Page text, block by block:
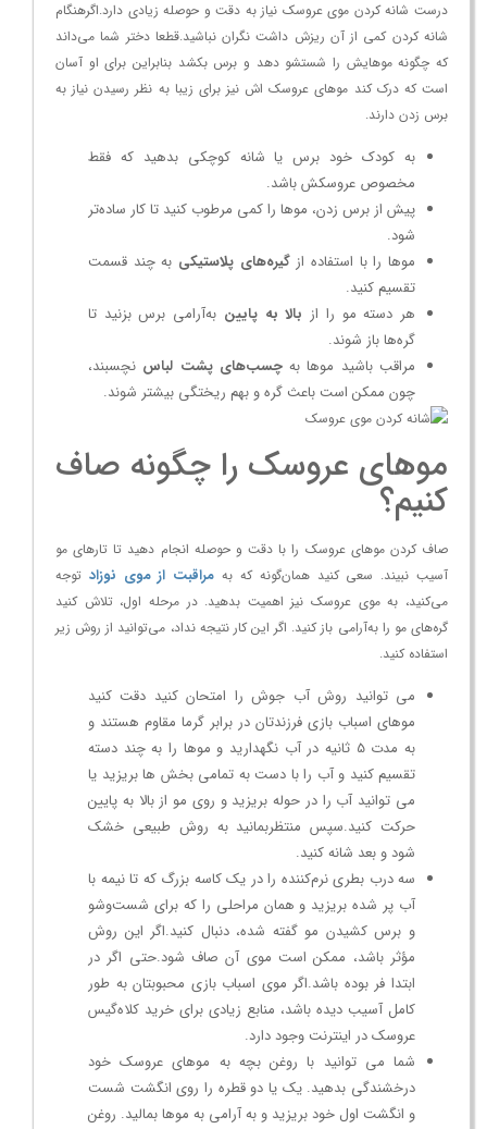
درست شانه کردن موی عروسک نیاز به دقت و حوصله زیادی دارد.اگرهنگام
شانه کردن کمی از آن ریزش داشت نگران نباشید.قطعا دختر شما می‌داند
که چگونه موهایش را شستشو دهد و برس بکشد بنابراین برای او آسان
است که درک کند موهای عروسک‌ اش نیز برای زیبا به نظر رسیدن نیاز به
برس زدن دارند.
به کودک خود برس یا شانه کوچکی بدهید که فقط
مخصوص عروسکش باشد.
پیش از برس زدن، موها را کمی مرطوب کنید تا کار ساده‌تر
شود.
موها را با استفاده ازگیره‌های پلاستیکی به چند قسمت
تقسیم کنید.
هر دسته مو را از بالا به پایین به‌آرامی برس بزنید تا
گره‌ها باز شوند.
مراقب باشید موها بهچسب‌های پشت لباس نچسبند،
چون ممکن است باعث گره و بهم ریختگی بیشتر شوند.
موهای عروسک را چگونه صاف
کنیم؟
صاف کردن موهای عروسک را با دقت و حوصله انجام دهید تا تارهای مو
آسیب نبیند. سعی کنید همان‌گونه که به مراقبت از موی نوزاد توجه
می‌کنید، به موی عروسک نیز اهمیت بدهید. در مرحله اول، تلاش کنید
گره‌های مو را به‌آرامی باز کنید. اگر این کار نتیجه نداد، می‌توانید از روش زیر
استفاده کنید.
می توانید روش آب جوش را امتحان کنید دقت کنید
موهای اسباب بازی فرزندتان در برابر گرما مقاوم هستند و
به مدت 5 ثانیه در آب نگهدارید و موها را به چند دسته
تقسیم کنید و آب را با دست به تمامی بخش ها بریزید یا
می توانید آب را در حوله بریزید و روی مو از بالا به پایین
حرکت کنید.سپس منتظربمانید به روش طبیعی خشک
شود و بعد شانه کنید.
سه درب بطری نرم‌کننده را در یک کاسه بزرگ که تا نیمه با
آب پر شده بریزید و همان مراحلی را که برای شست‌وشو
و برس کشیدن مو گفته شده، دنبال کنید.اگر این روش
مؤثر باشد، ممکن است موی آن صاف شود.حتی اگر در
ابتدا فر بوده باشد.اگر موی اسباب بازی محبوبتان به‌ طور
کامل آسیب دیده باشد، منابع زیادی برای خرید کلاه‌گیس
عروسک در اینترنت وجود دارد.
شما می توانید با روغن بچه به موهای عروسک خود
درخشندگی بدهید. یک یا دو قطره را روی انگشت شست
و انگشت اول خود بریزید و به آرامی به موها بمالید. روغن